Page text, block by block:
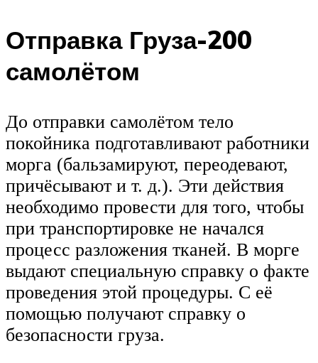
Отправка Груза-200
самолётом
До отправки самолётом тело
покойника подготавливают работники
морга (бальзамируют, переодевают,
причёсывают и т. д.). Эти действия
необходимо провести для того, чтобы
при транспортировке не начался
процесс разложения тканей. В морге
выдают специальную справку о факте
проведения этой процедуры. С её
помощью получают справку о
безопасности груза.